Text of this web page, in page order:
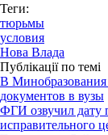
Теги:
тюрьмы
условия
Нова Влада
Публікації по темі
В Минобразования
документов в вузы
ФГИ озвучил дату
исправительного